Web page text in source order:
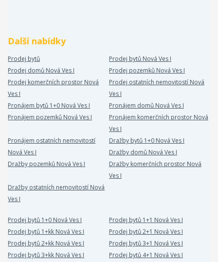
Další nabídky
Prodej bytů
Prodej bytů Nová Ves I
Prodej domů Nová Ves I
Prodej pozemků Nová Ves I
Prodej komerčních prostor Nová
Ves I
Prodej ostatních nemovitostí Nová
Ves I
Pronájem bytů 1+0 Nová Ves I
Pronájem domů Nová Ves I
Pronájem pozemků Nová Ves I
Pronájem komerčních prostor Nová
Ves I
Pronájem ostatních nemovitostí
Nová Ves I
Dražby bytů 1+0 Nová Ves I
Dražby domů Nová Ves I
Dražby pozemků Nová Ves I
Dražby komerčních prostor Nová
Ves I
Dražby ostatních nemovitostí Nová
Ves I
Prodej bytů 1+0 Nová Ves I
Prodej bytů 1+1 Nová Ves I
Prodej bytů 1+kk Nová Ves I
Prodej bytů 2+1 Nová Ves I
Prodej bytů 2+kk Nová Ves I
Prodej bytů 3+1 Nová Ves I
Prodej bytů 3+kk Nová Ves I
Prodej bytů 4+1 Nová Ves I